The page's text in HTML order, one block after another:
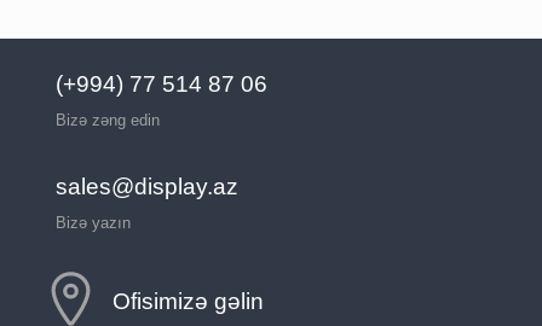
(+994) 77 514 87 06
Bizə zəng edin
sales@display.az
Bizə yazın
Ofisimizə gəlin